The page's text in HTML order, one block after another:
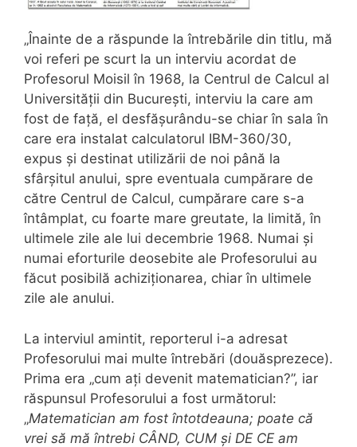
„Înainte de a răspunde la întrebările din titlu, mă
voi referi pe scurt la un interviu acordat de
Profesorul Moisil în 1968, la Centrul de Calcul al
Universității din București, interviu la care am
fost de față, el desfășurându-se chiar în sala în
care era instalat calculatorul IBM-360/30,
expus și destinat utilizării de noi până la
sfârșitul anului, spre eventuala cumpărare de
către Centrul de Calcul, cumpărare care s-a
întâmplat, cu foarte mare greutate, la limită, în
ultimele zile ale lui decembrie 1968. Numai și
numai eforturile deosebite ale Profesorului au
făcut posibilă achiziționarea, chiar în ultimele
zile ale anului.
La interviul amintit, reporterul i-a adresat
Profesorului mai multe întrebări (douăsprezece).
Prima era „cum ați devenit matematician?”, iar
răspunsul Profesorului a fost următorul:
„Matematician am fost întotdeauna; poate că
vrei să mă întrebi CÂND, CUM și DE CE am